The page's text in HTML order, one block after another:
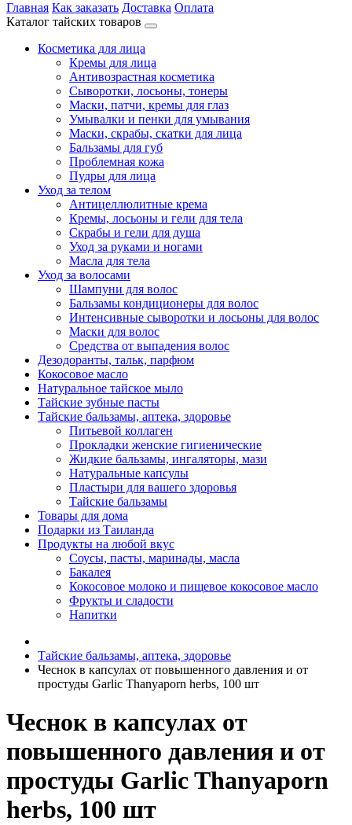
Главная Как заказать Доставка Оплата
Каталог тайских товаров
Косметика для лица
Кремы для лица
Антивозрастная косметика
Сыворотки, лосьоны, тонеры
Маски, патчи, кремы для глаз
Умывалки и пенки для умывания
Маски, скрабы, скатки для лица
Бальзамы для губ
Проблемная кожа
Пудры для лица
Уход за телом
Антицеллюлитные крема
Кремы, лосьоны и гели для тела
Скрабы и гели для душа
Уход за руками и ногами
Масла для тела
Уход за волосами
Шампуни для волос
Бальзамы кондиционеры для волос
Интенсивные сыворотки и лосьоны для волос
Маски для волос
Средства от выпадения волос
Дезодоранты, тальк, парфюм
Кокосовое масло
Натуральное тайское мыло
Тайские зубные пасты
Тайские бальзамы, аптека, здоровье
Питьевой коллаген
Прокладки женские гигиенические
Жидкие бальзамы, ингаляторы, мази
Натуральные капсулы
Пластыри для вашего здоровья
Тайские бальзамы
Товары для дома
Подарки из Таиланда
Продукты на любой вкус
Соусы, пасты, маринады, масла
Бакалея
Кокосовое молоко и пищевое кокосовое масло
Фрукты и сладости
Напитки
Тайские бальзамы, аптека, здоровье
Чеснок в капсулах от повышенного давления и от
простуды Garlic Thanyaporn herbs, 100 шт
Чеснок в капсулах от
повышенного давления и от
простуды Garlic Thanyaporn
herbs, 100 шт